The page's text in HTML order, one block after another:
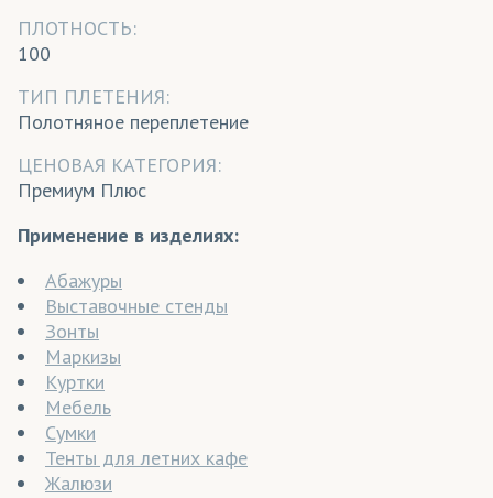
ПЛОТНОСТЬ:
100
ТИП ПЛЕТЕНИЯ:
Полотняное переплетение
ЦЕНОВАЯ КАТЕГОРИЯ:
Премиум Плюс
Применение в изделиях:
Абажуры
Выставочные стенды
Зонты
Маркизы
Куртки
Мебель
Сумки
Тенты для летних кафе
Жалюзи